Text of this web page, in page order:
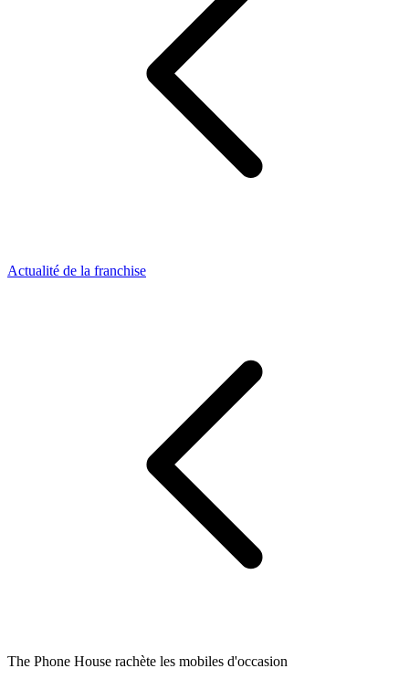
Actualité de la franchise
The Phone House rachète les mobiles d'occasion